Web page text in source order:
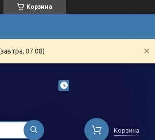
Корзина
07.08)
Корзина